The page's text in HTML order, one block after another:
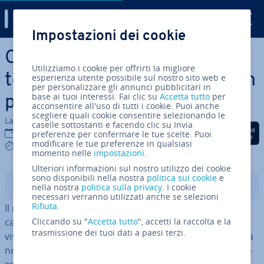
Vai al contenuto prin­ci­pa­le
Cos’è il ray tracing? La
tecnica di computer grafica in
parole semplici!
La redazione di IONOS
12 gen 2022
5 mins
Condividi via Facebook
Condividi via Twitter
Condividi via
Indice
Il ray tracing è una tec­no­lo­gia di computer grafica che
calcola in modo rea­li­sti­co i raggi luminosi visibili e non
visibili. Rende anche possibile un’il­lu­mi­na­zio­ne rea­li­sti­ca
nei vi­deo­gio­chi e nelle grafiche animate in 3D ed è uti­liz­
Impostazioni dei cookie
Utilizziamo i cookie per offrirti la migliore
esperienza utente possibile sul nostro sito web e
per personalizzare gli annunci pubblicitari in
base ai tuoi interessi. Fai clic suAccetta tutto per
acconsentire all'uso di tutti i cookie. Puoi anche
scegliere quali cookie consentire selezionando le
caselle sottostanti e facendo clic su Invia
preferenze per confermare le tue scelte. Puoi
modificare le tue preferenze in qualsiasi
momento nelle impostazioni.
Ulteriori informazioni sul nostro utilizzo dei cookie
sono disponibili nella nostra politica sui cookie e
nella nostra politica sulla privacy. I cookie
necessari verranno utilizzati anche se selezioni
Rifiuta.
Cliccando su "Accetta tutto", accetti la raccolta e la
trasmissione dei tuoi dati a paesi terzi.